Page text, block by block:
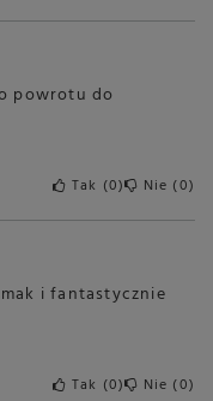
powrotu do
Tak 0 Nie 0
i fantastycznie
Tak 0 Nie 0